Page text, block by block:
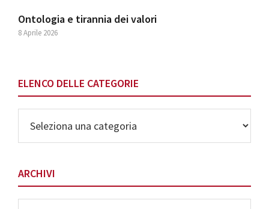
Ontologia e tirannia dei valori
8 Aprile 2026
ELENCO DELLE CATEGORIE
delle
Categorie
ARCHIVI